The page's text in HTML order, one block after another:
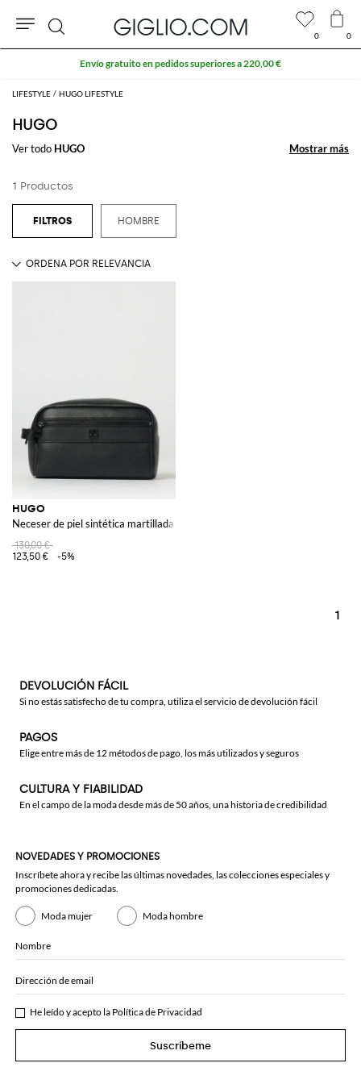
LIFESTYLE HUGO LIFESTYLE
HUGO
Ver todo HUGO Mostrar más
Mostrar más
1 Productos
HOMBRE
HUGO
Neceser de piel sintética martillada
130,00 €
123,50 €
-5%
1
0 0
Buscar
Envío gratuito en pedidos superiores a 220,00 €
DEVOLUCIÓN FÁCIL
Si no estás satisfecho de tu compra, utiliza el servicio de devolución fácil
PAGOS
Elige entre más de 12 métodos de pago, los más utilizados y seguros
CULTURA Y FIABILIDAD
En el campo de la moda desde más de 50 años, una historia de credibilidad
NOVEDADES Y PROMOCIONES
Inscríbete ahora y recibe las últimas novedades, las colecciones especiales y
promociones dedicadas.
Moda mujer Moda hombre
Nombre
Dirección de email
He leído y acepto la Política de Privacidad
Suscríbeme